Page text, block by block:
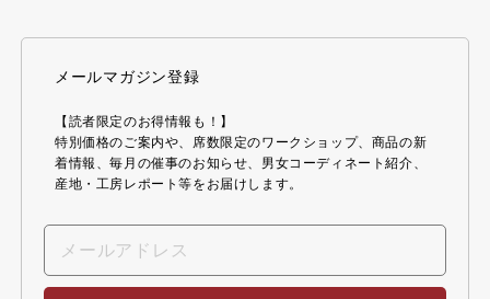
メールマガジン登録
【読者限定のお得情報も！】
特別価格のご案内や、席数限定のワークショップ、商品の新
着情報、毎月の催事のお知らせ、男女コーディネート紹介、
産地・工房レポート等をお届けします。